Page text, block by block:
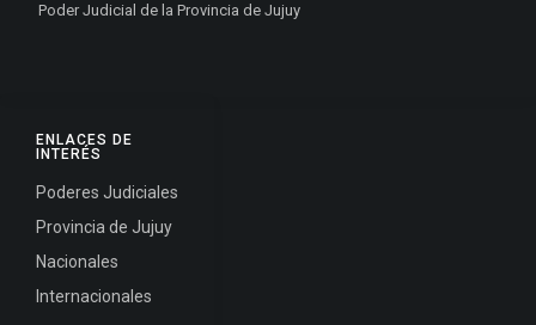
ENLACES DE
INTERÉS
Poderes Judiciales
Provincia de Jujuy
Nacionales
Internacionales
Poder Judicial de la Provincia de Jujuy